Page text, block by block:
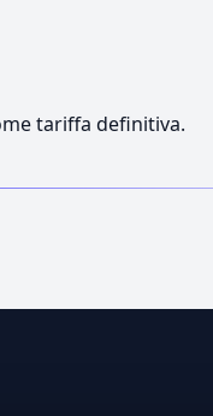
tariffa definitiva.